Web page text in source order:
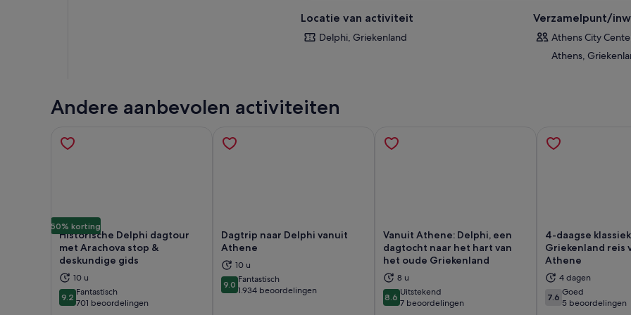
Locatie van activiteit
Delphi, Griekenland
Verzamelpunt/
Athens City
Athens,
Andere aanbevolen activiteiten
50% korting
Historische Delphi dagtour
met Arachova stop &
deskundige gids
10 u
9.29.2 van 10
Fantastisch
701 beoordelingen
Opent een nieuwe tab
Dagtrip naar Delphi vanuit
Athene
10 u
9.09.0 van 10
Fantastisch
1.934 beoordelingen
Opent een nieuwe tab
Vanuit Athene: Delphi, een
dagtocht naar het hart van
het oude Griekenland
8 u
8.68.6 van 10
Uitstekend
7 beoordelingen
Opent een nieuwe tab
4-daagse
Griekenland reis
Athene
4 dagen
7.67.6 van 10
Goed
5 beoordelingen